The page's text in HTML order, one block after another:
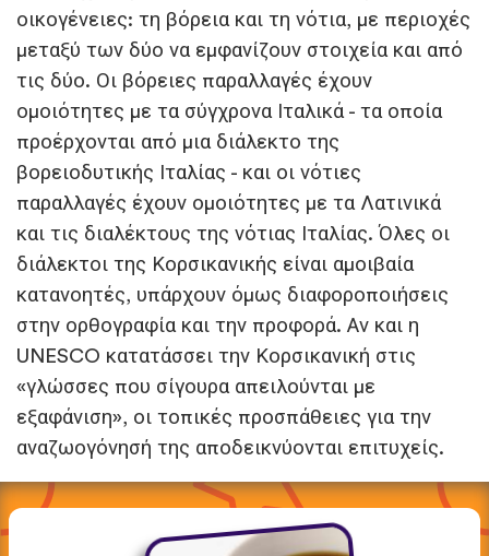
οικογένειες: τη βόρεια και τη νότια, με περιοχές
μεταξύ των δύο να εμφανίζουν στοιχεία και από
τις δύο. Οι βόρειες παραλλαγές έχουν
ομοιότητες με τα σύγχρονα Ιταλικά - τα οποία
προέρχονται από μια διάλεκτο της
βορειοδυτικής Ιταλίας - και οι νότιες
παραλλαγές έχουν ομοιότητες με τα Λατινικά
και τις διαλέκτους της νότιας Ιταλίας. Όλες οι
διάλεκτοι της Κορσικανικής είναι αμοιβαία
κατανοητές, υπάρχουν όμως διαφοροποιήσεις
στην ορθογραφία και την προφορά. Αν και η
UNESCO κατατάσσει την Κορσικανική στις
«γλώσσες που σίγουρα απειλούνται με
εξαφάνιση», οι τοπικές προσπάθειες για την
αναζωογόνησή της αποδεικνύονται επιτυχείς.